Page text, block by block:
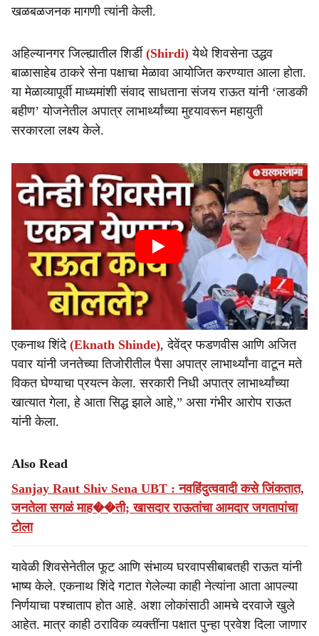
खळबळजनक मागणी त्यांनी केली.
अहिल्यानगर जिल्ह्यातील शिर्डी (Shirdi) येथे शिवसेना उद्धव
बाळासाहेब ठाकरे सेना पक्षाचा मेळावा आयोजित करण्यात आला होता.
या मेळाव्यापूर्वी माध्यमांशी संवाद साधताना संजय राऊत यांनी ‘लाडकी
बहीण’ योजनेतील अपात्र लाभार्थ्यांच्या मुद्द्यावरून महायुती
सरकारला लक्ष्य केले.
एकनाथ शिंदे (Eknath Shinde), देवेंद्र फडणवीस आणि अजित
पवार यांनी जनतेच्या तिजोरीतील पैसा अपात्र लाभार्थ्यांना वाटून मते
विकत घेण्याचा प्रयत्न केला. सरकारी निधी अपात्र लाभार्थ्यांच्या
खात्यात गेला, हे आता सिद्ध झाले आहे,” असा गंभीर आरोप राऊत
यांनी केला.
Also Read
Sanjay Raut Shiv Sena UBT : नवहिंदुत्ववादी कसे जिंकतात,
जनतेला सगळं माह��ती; खासदार राऊतांचा आमदार जगतापांचा
टोला
यावेळी शिवसेनेतील फूट आणि संभाव्य घरवापसीबाबतही राऊत यांनी
भाष्य केले. एकनाथ शिंदे गटात गेलेल्या काही नेत्यांना आता आपल्या
निर्णयाचा पश्चाताप होत आहे. अशा लोकांसाठी आमचे दरवाजे खुले
आहेत. मात्र काही ठराविक व्यक्तींना पक्षात पुन्हा प्रवेश दिला जाणार